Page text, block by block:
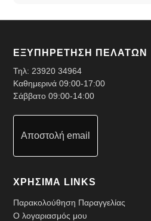
ΕΞΥΠΗΡΕΤΗΣΗ ΠΕΛΑΤΩΝ
Τηλ: 23920 34964
Καθημερινά 09:00-17:00
Σάββατο 09:00-14:00
Αποστολή email
ΧΡΗΣΙΜΑ LINKS
Παρακολούθηση Παραγγελίας
Ο λογαριασμός μου